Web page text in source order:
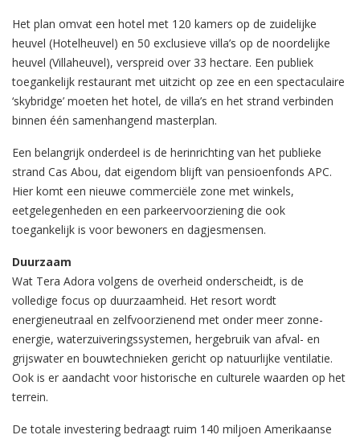
Het plan omvat een hotel met 120 kamers op de zuidelijke
heuvel (Hotelheuvel) en 50 exclusieve villa’s op de noordelijke
heuvel (Villaheuvel), verspreid over 33 hectare. Een publiek
toegankelijk restaurant met uitzicht op zee en een spectaculaire
‘skybridge’ moeten het hotel, de villa’s en het strand verbinden
binnen één samenhangend masterplan.
Een belangrijk onderdeel is de herinrichting van het publieke
strand Cas Abou, dat eigendom blijft van pensioenfonds APC.
Hier komt een nieuwe commerciële zone met winkels,
eetgelegenheden en een parkeervoorziening die ook
toegankelijk is voor bewoners en dagjesmensen.
Duurzaam
Wat Tera Adora volgens de overheid onderscheidt, is de
volledige focus op duurzaamheid. Het resort wordt
energieneutraal en zelfvoorzienend met onder meer zonne-
energie, waterzuiveringssystemen, hergebruik van afval- en
grijswater en bouwtechnieken gericht op natuurlijke ventilatie.
Ook is er aandacht voor historische en culturele waarden op het
terrein.
De totale investering bedraagt ruim 140 miljoen Amerikaanse